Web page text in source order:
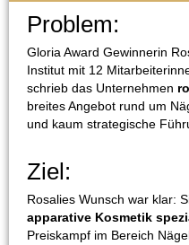
Problem:
Gloria Award Gewinnerin
Institut mit 12
schrieb das Unternehmen
breites Angebot rund um
und kaum strategische
Ziel:
Rosalies Wunsch war klar:
apparative Kosmetik
Preiskampf im Bereich